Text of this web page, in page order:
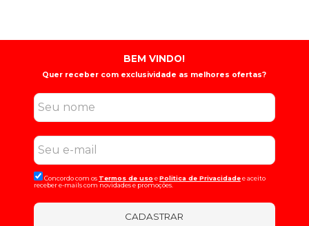
BEM VINDO!
Quer receber com exclusividade as melhores ofertas?
Concordo com os Termos de uso ePolitica de Privacidadee aceito
receber e-mails com novidades e promoções.
CADASTRAR